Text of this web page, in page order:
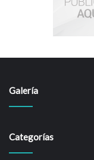
Galería
Categorías